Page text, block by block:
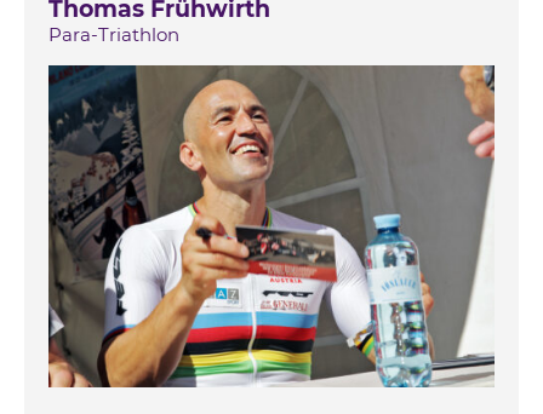
Thomas Frühwirth
Para-Triathlon